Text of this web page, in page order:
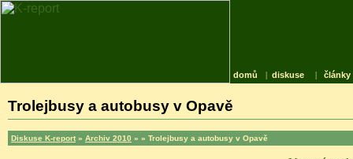
domů | diskuse | články
Trolejbusy a autobusy v Opavě
Diskuse K-report » Archiv 2010 » » Trolejbusy a autobusy v Opavě